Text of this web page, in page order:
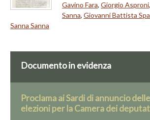
Gavino Fara, Giorgio Asproni,
Sanna, Giovanni Battista
Sanna Sanna
Documento in evidenza
Proclama ai Sardi di annuncio
elezioni per la Camera dei